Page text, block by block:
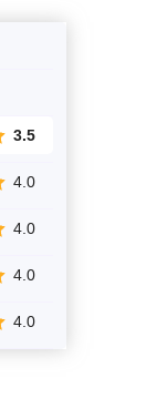
3.5
4.0
4.0
4.0
4.0